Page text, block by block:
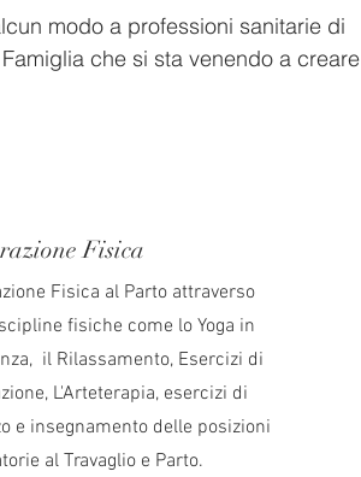
modo a professioni sanitarie di
che si sta venendo a creare
Fisica
Fisica al Parto attraverso
fisiche come lo Yoga in
il Rilassamento, Esercizi di
L'Arteterapia, esercizi di
e insegnamento delle posizioni
al Travaglio e Parto.